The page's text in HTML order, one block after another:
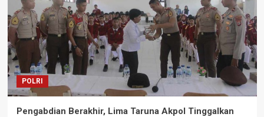
POLRI
Pengabdian Berakhir, Lima Taruna Akpol Tinggalkan